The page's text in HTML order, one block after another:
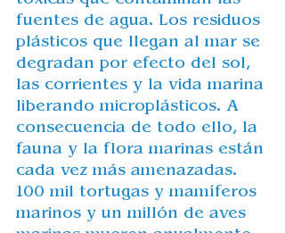
fuentes de agua. Los residuos
plásticos que llegan al mar se
degradan por efecto del sol,
las corrientes y la vida marina
liberando microplásticos. A
consecuencia de todo ello, la
fauna y la flora marinas están
cada vez más amenazadas.
100 mil tortugas y mamíferos
marinos y un millón de aves